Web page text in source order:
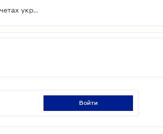
Минфин получил доступ к информации о банковских счетах украинцев
войти